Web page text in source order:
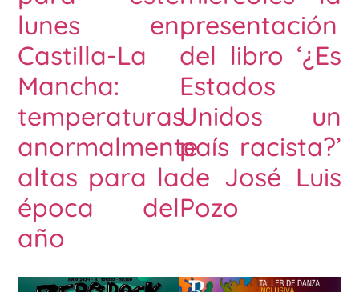
lunes en
Castilla-La
Mancha:
temperaturas
anormalmente
altas para la
época del
año
presentación
del libro ‘¿Es
Estados
Unidos un
país racista?’
de José Luis
Pozo